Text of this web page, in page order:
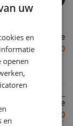
Algemene score
9.0
Algemene score
8.0
uw
en
openen
en